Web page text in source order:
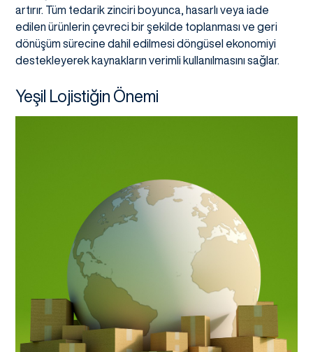
artırır. Tüm tedarik zinciri boyunca, hasarlı veya iade
edilen ürünlerin çevreci bir şekilde toplanması ve geri
dönüşüm sürecine dahil edilmesi döngüsel ekonomiyi
destekleyerek kaynakların verimli kullanılmasını sağlar.
Yeşil Lojistiğin Önemi